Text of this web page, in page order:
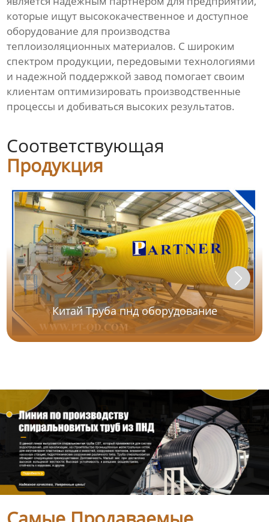
Оборудование для
Видео
Новости
О нас
Контакты
Продукция
которые ищут высококачественное и доступное
оборудование для производства
теплоизоляционных материалов. С широким
спектром продукции, передовыми технологиями
и надежной поддержкой завод помогает своим
клиентам оптимизировать производственные
процессы и добиваться высоких результатов.
Соответствующая
Продукция
Китай Труба пнд оборудование